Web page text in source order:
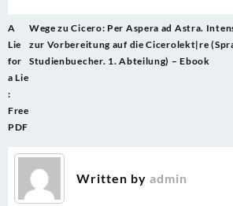
Post
navigation
A
Lie
for
a Lie
:
Free
PDF
Wege zu Cicero: Per Aspera ad Astra.
zur Vorbereitung auf die Cicerolekt|re
Studienbuecher. 1. Abteilung) – Ebook
Written by admin